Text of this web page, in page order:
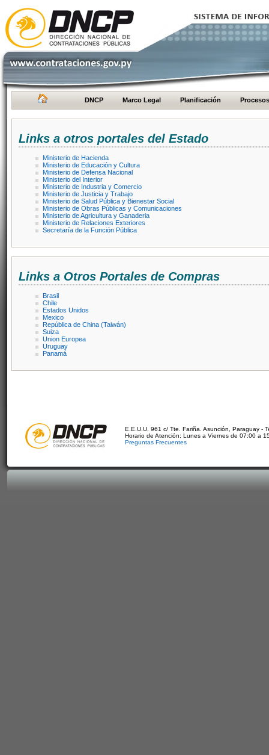
DNCP Marco Legal Planificación Procesos
Links a otros portales del Estado
Ministerio de Hacienda
Ministerio de Educación y Cultura
Ministerio de Defensa Nacional
Ministerio del Interior
Ministerio de Industria y Comercio
Ministerio de Justicia y Trabajo
Ministerio de Salud Pública y Bienestar Social
Ministerio de Obras Públicas y Comunicaciones
Ministerio de Agricultura y Ganaderia
Ministerio de Relaciones Exteriores
Secretaría de la Función Pública
Links a Otros Portales de Compras
Brasil
Chile
Estados Unidos
Mexico
República de China (Taiwán)
Suiza
Union Europea
Uruguay
Panamá
E.E.U.U. 961 c/ Tte. Fariña. Asunción, Paraguay -
Horario de Atención: Lunes a Viernes de 07:00 a
Preguntas Frecuentes